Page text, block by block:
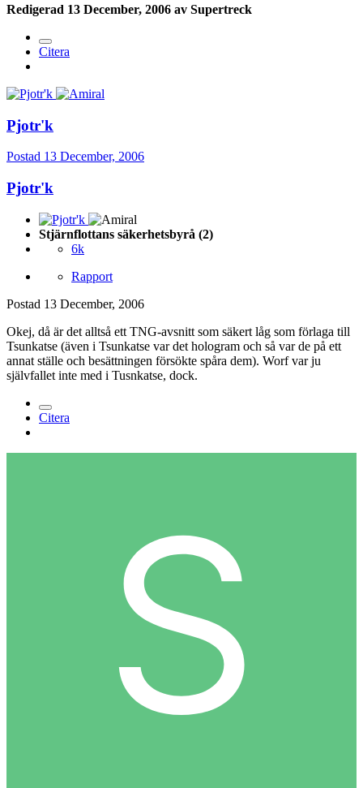
Redigerad 13 December, 2006 av Supertreck
Citera
Pjotr'k
Postad 13 December, 2006
Pjotr'k
Stjärnflottans säkerhetsbyrå (2)
6k
Rapport
Postad 13 December, 2006
Okej, då är det alltså ett TNG-avsnitt som säkert låg som förlaga till
Tsunkatse (även i Tsunkatse var det hologram och så var de på ett
annat ställe och besättningen försökte spåra dem). Worf var ju
självfallet inte med i Tusnkatse, dock.
Citera